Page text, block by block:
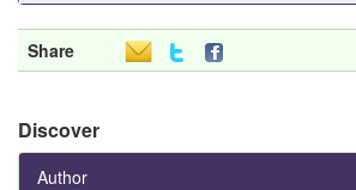
Share
Discover
Author